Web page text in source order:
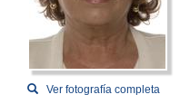
Ver fotografía completa